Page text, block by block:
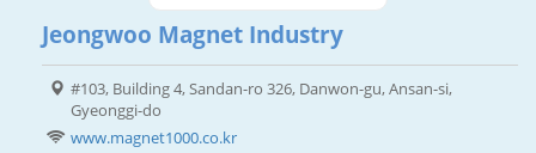
Jeongwoo Magnet Industry
#103, Building 4, Sandan-ro 326, Danwon-gu, Ansan-si,
Gyeonggi-do
www.magnet1000.co.kr